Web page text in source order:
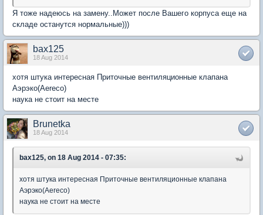
Я тоже надеюсь на замену..Может после Вашего корпуса еще на
складе останутся нормальные)))
bax125
18 Aug 2014
хотя штука интересная Приточные вентиляционные клапана
Аэрэко(Aereco)
наука не стоит на месте
Brunetka
18 Aug 2014
bax125, on 18 Aug 2014 - 07:35:
хотя штука интересная Приточные вентиляционные клапана
Аэрэко(Aereco)
наука не стоит на месте